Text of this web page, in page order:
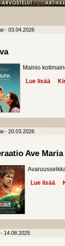
- 03.04.2026
Mainio
Lue lisää
- 20.03.2026
Ave Maria
Lue lisää
14.08.2025